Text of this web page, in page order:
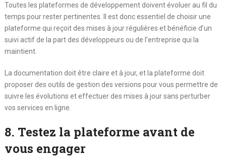
Toutes les plateformes de développement doivent évoluer au fil du
temps pour rester pertinentes. Il est donc essentiel de choisir une
plateforme qui reçoit des mises à jour régulières et bénéficie d’un
suivi actif de la part des développeurs ou de l’entreprise qui la
maintient.
La documentation doit être claire et à jour, et la plateforme doit
proposer des outils de gestion des versions pour vous permettre de
suivre les évolutions et effectuer des mises à jour sans perturber
vos services en ligne.
8. Testez la plateforme avant de
vous engager